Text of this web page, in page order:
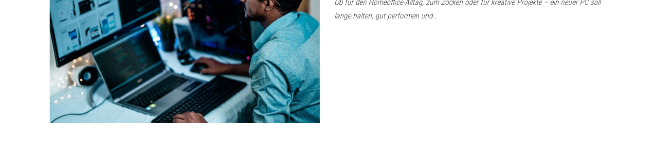
Ob für den Homeoffice-Alltag, zum Zocken oder für kreative Projekte – ein neuer PC soll
lange halten, gut performen und…